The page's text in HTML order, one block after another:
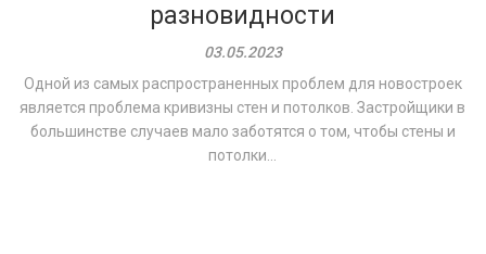
разновидности
03.05.2023
Одной из самых распространенных проблем для новостроек
является проблема кривизны стен и потолков. Застройщики в
большинстве случаев мало заботятся о том, чтобы стены и
потолки...